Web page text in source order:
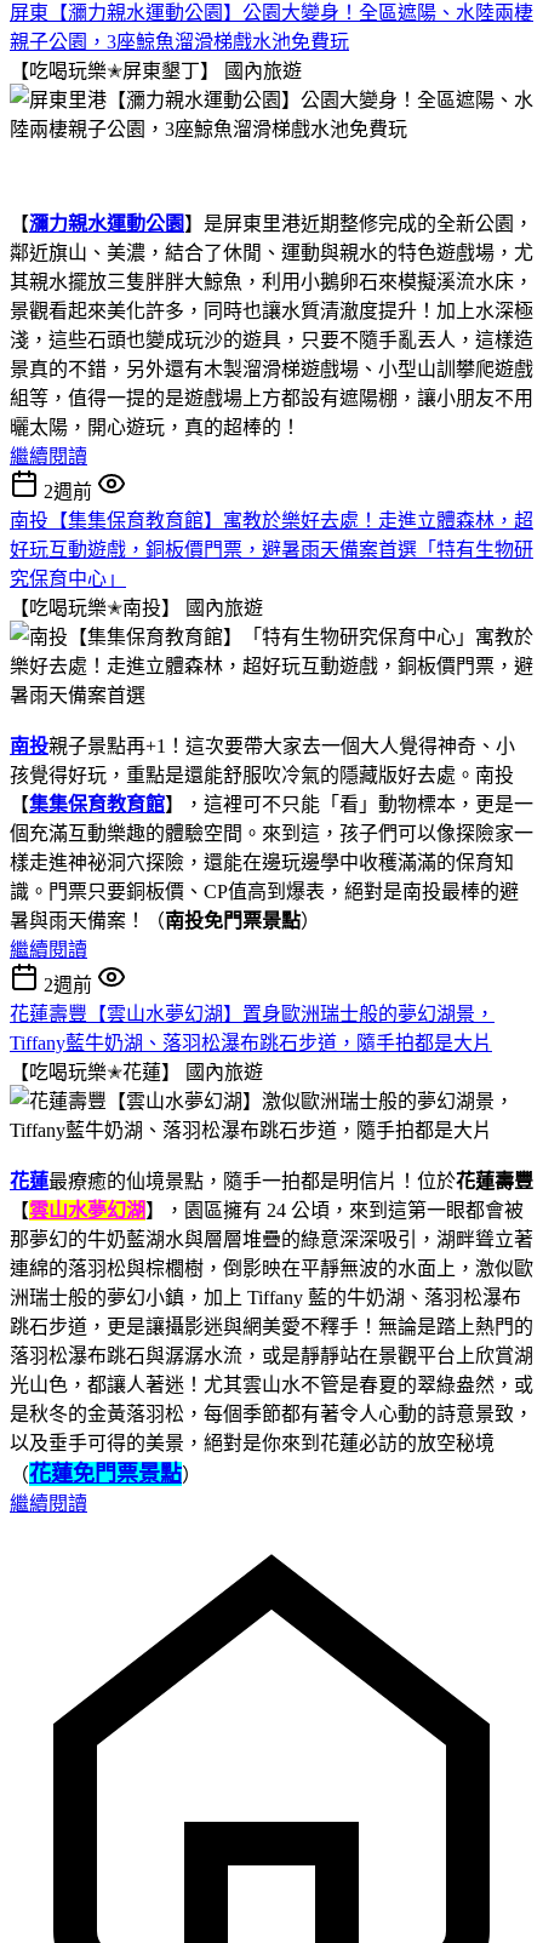
屏東【瀰力親水運動公園】公園大變身！全區遮陽、水陸兩棲
親子公園，3座鯨魚溜滑梯戲水池免費玩
【吃喝玩樂✭屏東墾丁】
國內旅遊
【瀰力親水運動公園】是屏東里港近期整修完成的全新公園，
鄰近旗山、美濃，結合了休閒、運動與親水的特色遊戲場，尤
其親水擺放三隻胖胖大鯨魚，利用小鵝卵石來模擬溪流水床，
景觀看起來美化許多，同時也讓水質清澈度提升！加上水深極
淺，這些石頭也變成玩沙的遊具，只要不隨手亂丟人，這樣造
景真的不錯，另外還有木製溜滑梯遊戲場、小型山訓攀爬遊戲
組等，值得一提的是遊戲場上方都設有遮陽棚，讓小朋友不用
曬太陽，開心遊玩，真的超棒的！
繼續閱讀
2週前
南投【集集保育教育館】寓教於樂好去處！走進立體森林，超
好玩互動遊戲，銅板價門票，避暑雨天備案首選「特有生物研
究保育中心」
【吃喝玩樂✭南投】
國內旅遊
南投親子景點再+1！這次要帶大家去一個大人覺得神奇、小
孩覺得好玩，重點是還能舒服吹冷氣的隱藏版好去處。南投
【集集保育教育館】，這裡可不只能「看」動物標本，更是一
個充滿互動樂趣的體驗空間。來到這，孩子們可以像探險家一
樣走進神祕洞穴探險，還能在邊玩邊學中收穫滿滿的保育知
識。門票只要銅板價、CP值高到爆表，絕對是南投最棒的避
暑與雨天備案！（南投免門票景點）
繼續閱讀
2週前
花蓮壽豐【雲山水夢幻湖】置身歐洲瑞士般的夢幻湖景，
Tiffany藍牛奶湖、落羽松瀑布跳石步道，隨手拍都是大片
【吃喝玩樂✭花蓮】
國內旅遊
花蓮最療癒的仙境景點，隨手一拍都是明信片！位於花蓮壽豐
【雲山水夢幻湖】，園區擁有 24 公頃，來到這第一眼都會被
那夢幻的牛奶藍湖水與層層堆疊的綠意深深吸引，湖畔聳立著
連綿的落羽松與棕櫚樹，倒影映在平靜無波的水面上，激似歐
洲瑞士般的夢幻小鎮，加上 Tiffany 藍的牛奶湖、落羽松瀑布
跳石步道，更是讓攝影迷與網美愛不釋手！無論是踏上熱門的
落羽松瀑布跳石與潺潺水流，或是靜靜站在景觀平台上欣賞湖
光山色，都讓人著迷！尤其雲山水不管是春夏的翠綠盎然，或
是秋冬的金黃落羽松，每個季節都有著令人心動的詩意景致，
以及垂手可得的美景，絕對是你來到花蓮必訪的放空秘境
（花蓮免門票景點）
繼續閱讀